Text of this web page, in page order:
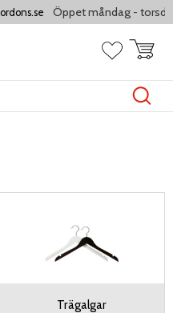
Öppet måndag - torsdag 8-17,
Favoriter
Trägalgar